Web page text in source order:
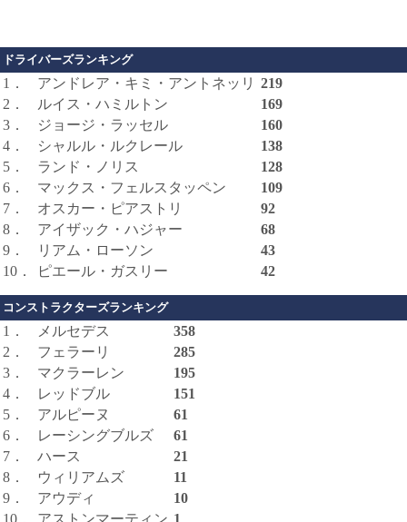
ドライバーズランキング
1． アンドレア・キミ・アントネッリ 219
2．
ルイス・ハミルトン
169
3．
ジョージ・ラッセル
160
4．
シャルル・ルクレール
138
5．
ランド・ノリス
128
6．
マックス・フェルスタッペン
109
7．
オスカー・ピアストリ
92
8．
アイザック・ハジャー
68
9．
リアム・ローソン
43
10．
ピエール・ガスリー 42
コンストラクターズランキング
1． メルセデス
358
2．
フェラーリ
285
3．
マクラーレン
195
4．
レッドブル
151
5．
アルピーヌ
61
6．
レーシングブルズ
61
7．
ハース
21
8．
ウィリアムズ
11
9．
アウディ
10
10．
アストンマーティン 1